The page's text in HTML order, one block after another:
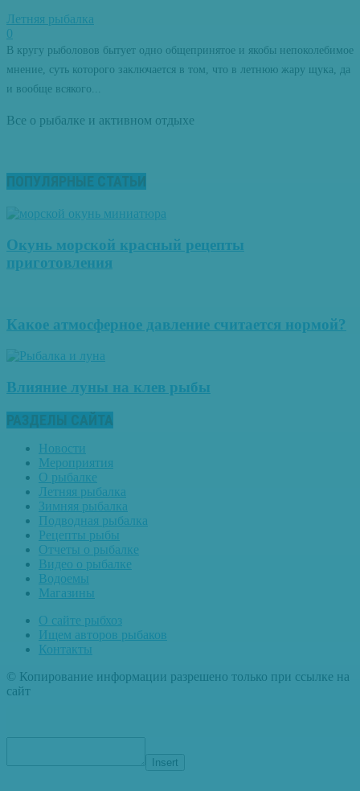
Летняя рыбалка
0
В кругу рыболовов бытует одно общепринятое и якобы непоколебимое
мнение, суть которого заключается в том, что в летнюю жару щука, да
и вообще всякого...
Все о рыбалке и активном отдыхе
ПОПУЛЯРНЫЕ СТАТЬИ
Окунь морской красный рецепты
приготовления
Какое атмосферное давление считается нормой?
Влияние луны на клев рыбы
РАЗДЕЛЫ САЙТА
Новости
Мероприятия
О рыбалке
Летняя рыбалка
Зимняя рыбалка
Подводная рыбалка
Рецепты рыбы
Отчеты о рыбалке
Видео о рыбалке
Водоемы
Магазины
О сайте рыбхоз
Ищем авторов рыбаков
Контакты
© Копирование информации разрешено только при ссылке на
сайт
Insert